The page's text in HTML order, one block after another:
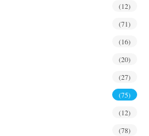
(12)
(71)
(16)
(20)
(27)
(75)
(12)
(78)